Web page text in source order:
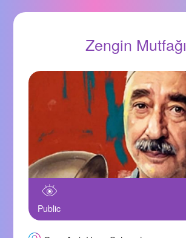
Zengin Mutfağı
Public